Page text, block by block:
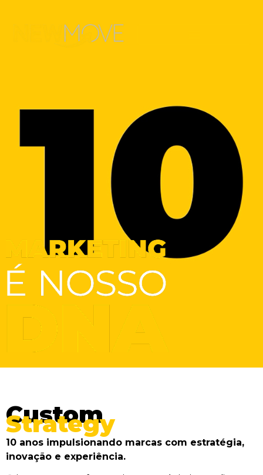
Custom
Strategy
10 anos impulsionando marcas com estratégia,
inovação e experiência.